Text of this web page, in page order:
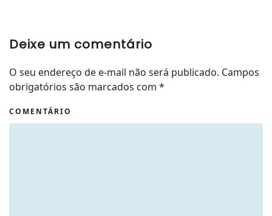
Deixe um comentário
O seu endereço de e-mail não será publicado. Campos
obrigatórios são marcados com *
COMENTÁRIO